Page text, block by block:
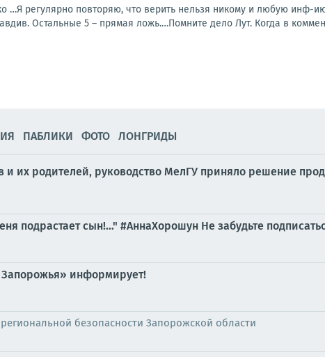
регулярно повторяю, что верить нельзя никому и любую инф-
Остальные 5 – прямая ложь.…Помните дело Лут. Когда в
ПАБЛИКИ ФОТО ЛОНГРИДЫ
их родителей, руководство МелГУ приняло решение
подрастает сын!…" #АннаХорошун Не забудьте
информирует!
безопасности Запорожской области